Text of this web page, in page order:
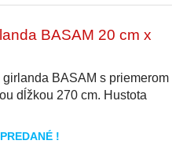
BASAM 20 cm x
BASAM s priemerom
dĺžkou 270 cm. Hustota
!